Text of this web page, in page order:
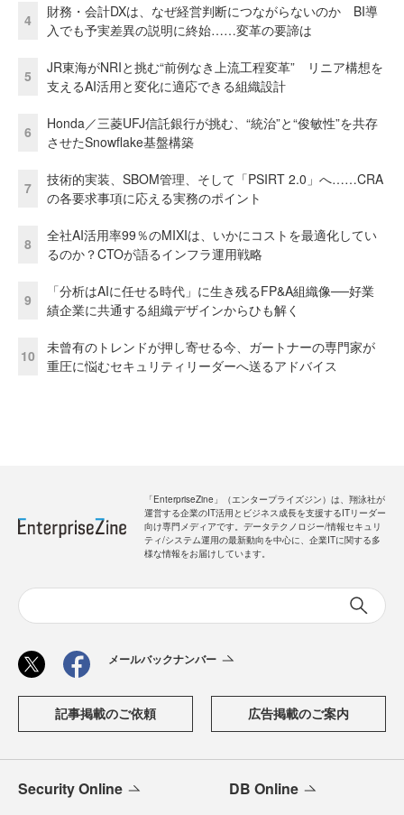
4
財務・会計DXは、なぜ経営判断につながらないのか BI導
入でも予実差異の説明に終始……変革の要諦は
5
JR東海がNRIと挑む“前例なき上流工程変革” リニア構想を
支えるAI活用と変化に適応できる組織設計
6
Honda／三菱UFJ信託銀行が挑む、“統治”と“俊敏性”を共存
させたSnowflake基盤構築
7
技術的実装、SBOM管理、そして「PSIRT 2.0」へ……CRA
の各要求事項に応える実務のポイント
8
全社AI活用率99％のMIXIは、いかにコストを最適化してい
るのか？CTOが語るインフラ運用戦略
9
「分析はAIに任せる時代」に生き残るFP&A組織像──好業
績企業に共通する組織デザインからひも解く
10
未曾有のトレンドが押し寄せる今、ガートナーの専門家が
重圧に悩むセキュリティリーダーへ送るアドバイス
「EnterpriseZine」（エンタープライズジン）は、翔泳社が
運営する企業のIT活用とビジネス成長を支援するITリーダー
向け専門メディアです。データテクノロジー/情報セキュリ
ティ/システム運用の最新動向を中心に、企業ITに関する多
様な情報をお届けしています。
メールバックナンバー
記事掲載のご依頼 広告掲載のご案内
Security Online DB Online